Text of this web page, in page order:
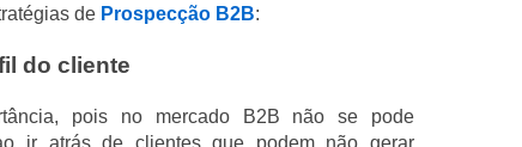
de Prospecção B2B:
do cliente
pois no mercado B2B não se pode
ir atrás de clientes que podem não gerar